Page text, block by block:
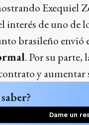
Exequiel
interés de uno
brasileño envió
. Por su parte,
y aumentar
Dame un